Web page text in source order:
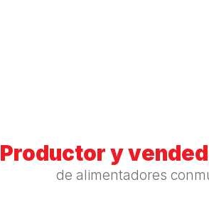
Productor y
de alimentadores